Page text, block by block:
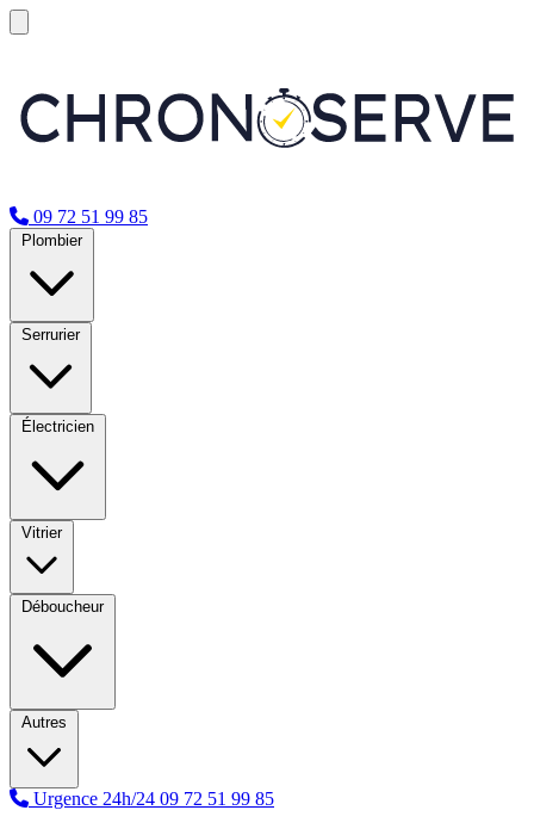
09 72 51 99 85
Plombier
Serrurier
Électricien
Vitrier
Déboucheur
Autres
Urgence 24h/24 09 72 51 99 85